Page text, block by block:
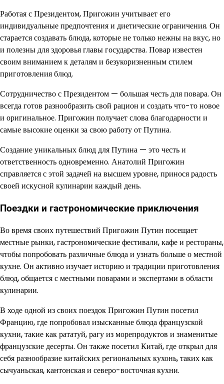
Работая с Президентом, Пригожин учитывает его
индивидуальные предпочтения и диетические ограничения. Он
старается создавать блюда, которые не только нежны на вкус, но
и полезны для здоровья главы государства. Повар известен
своим вниманием к деталям и безукоризненным стилем
приготовления блюд.
Сотрудничество с Президентом — большая честь для повара. Он
всегда готов разнообразить свой рацион и создать что-то новое
и оригинальное. Пригожин получает слова благодарности и
самые высокие оценки за свою работу от Путина.
Создание уникальных блюд для Путина — это честь и
ответственность одновременно. Анатолий Пригожин
справляется с этой задачей на высшем уровне, принося радость
своей искусной кулинарии каждый день.
Поездки и гастрономические приключения
Во время своих путешествий Пригожин Путин посещает
местные рынки, гастрономические фестивали, кафе и рестораны,
чтобы попробовать различные блюда и узнать больше о местной
кухне. Он активно изучает историю и традиции приготовления
блюд, общается с местными поварами и экспертами в области
кулинарии.
В ходе одной из своих поездок Пригожин Путин посетил
Францию, где попробовал изысканные блюда французской
кухни, такие как рататуй, рагу из морепродуктов и знаменитые
французские десерты. Он также посетил Китай, где открыл для
себя разнообразие китайских региональных кухонь, таких как
сычуаньская, кантонская и северо-восточная кухни.